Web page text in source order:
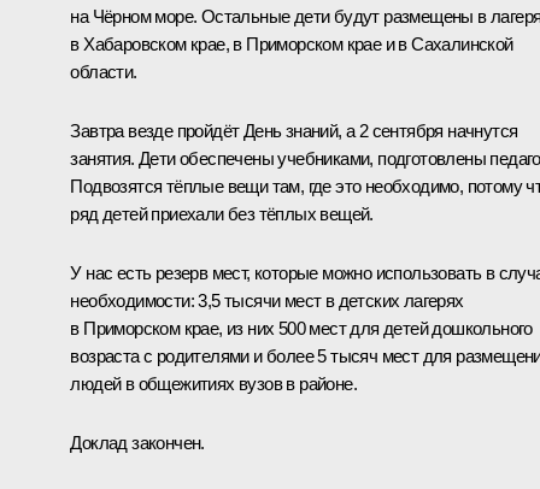
на Чёрном море. Остальные дети будут размещены в
в Хабаровском крае, в Приморском крае и в Сахалинской
области.
Завтра везде пройдёт День знаний, а 2 сентября начнутся
занятия. Дети обеспечены учебниками, подготовлены
Подвозятся тёплые вещи там, где это необходимо, потому
ряд детей приехали без тёплых вещей.
У нас есть резерв мест, которые можно использовать в
необходимости: 3,5 тысячи мест в детских лагерях
в Приморском крае, из них 500 мест для детей дошкольного
возраста с родителями и более 5 тысяч мест для
людей в общежитиях вузов в районе.
Доклад закончен.